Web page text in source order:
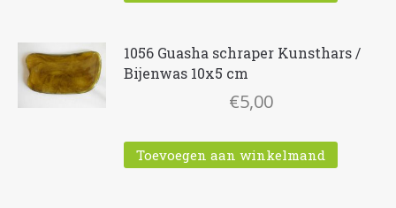
1056 Guasha schraper Kunsthars /
Bijenwas 10x5 cm
€5,00
Toevoegen aan winkelmand